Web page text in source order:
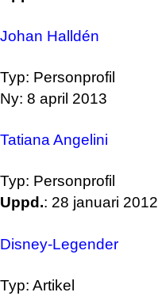
Johan Halldén
Typ: Personprofil
Ny: 8 april 2013
Tatiana Angelini
Typ: Personprofil
Uppd.: 28 januari 2012
Disney-Legender
Typ: Artikel